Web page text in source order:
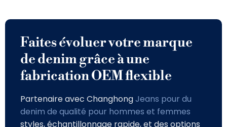
Faites évoluer votre marque
de denim grâce à une
fabrication OEM flexible
Partenaire avec ChanghongJeans pour du
denim de qualité pour hommes et femmes
styles, échantillonnage rapide, et des options